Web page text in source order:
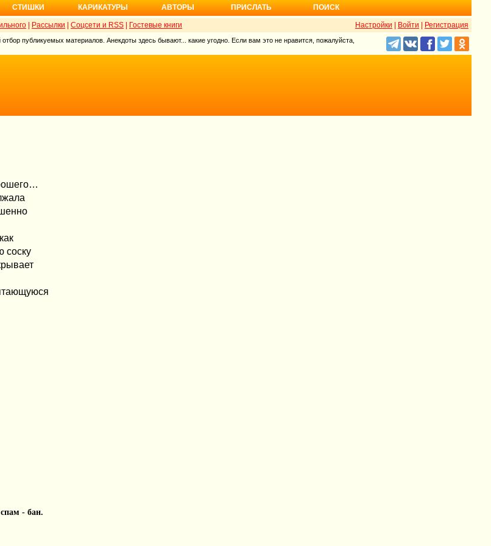
СТИШКИ КАРИКАТУРЫ АВТОРЫ ПРИСЛАТЬ ПОИСК
Настройки Войти Регистрация
Рассылки Соцсети и RSS Гостевые книги
публикуемых материалов. Анекдоты здесь бывают... какие угодно. Если вам это не нравится, пожалуйста,
соску
- бан.